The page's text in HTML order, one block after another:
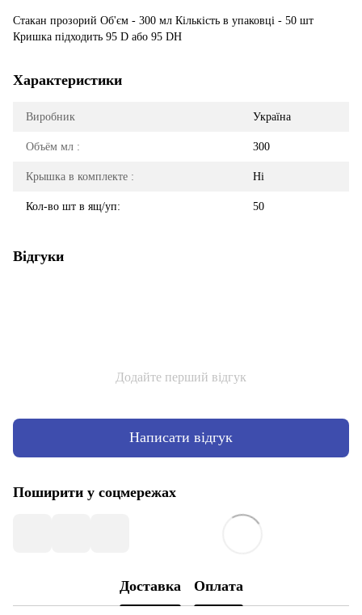
Стакан прозорий Об'єм - 300 мл Кількість в упаковці - 50 шт
Кришка підходить 95 D або 95 DH
Характеристики
Виробник Україна
Объём мл : 300
Крышка в комплекте : Ні
Кол-во шт в ящ/уп: 50
Відгуки
Додайте перший відгук
Написати відгук
Поширити у соцмережах
Доставка Оплата